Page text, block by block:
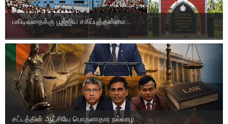
பகிடிவதைக்கு பூஜ்ஜிய சகிப்புத்தன்மை...
சட்டத்தின் ஆட்சியே பொருளாதார நல்வாழ...